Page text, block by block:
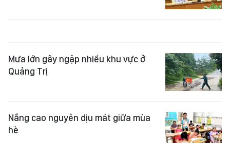
Mưa lớn gây ngập nhiều khu vực ở
Quảng Trị
Nắng cao nguyên dịu mát giữa mùa
hè